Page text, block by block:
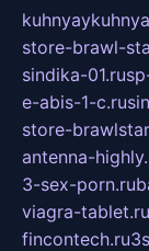
store-brawl-
sindika-01.ru
e-abis-1-c.ru
store-
antenna-
3-sex-porn.ru
viagra-tablet.ru
fincontech.ru